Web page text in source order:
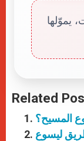
يموّلها
Related
المسيح؟
ليسوع